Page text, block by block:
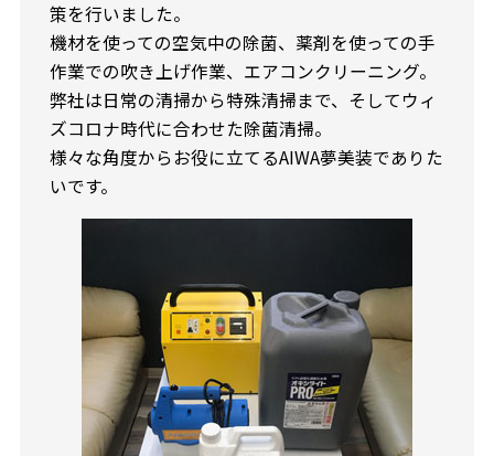
策を行いました。
機材を使っての空気中の除菌、薬剤を使っての手
作業での吹き上げ作業、エアコンクリーニング。
弊社は日常の清掃から特殊清掃まで、そしてウィ
ズコロナ時代に合わせた除菌清掃。
様々な角度からお役に立てるAIWA夢美装でありた
いです。